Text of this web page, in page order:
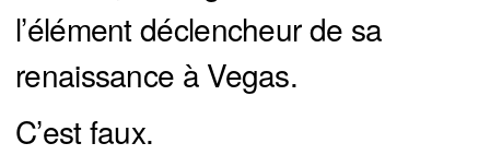
l’élément déclencheur de sa
renaissance à Vegas.
C’est faux.